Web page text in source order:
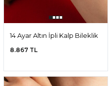
14 Ayar Altın İpli Kalp Bileklik
8.867 TL